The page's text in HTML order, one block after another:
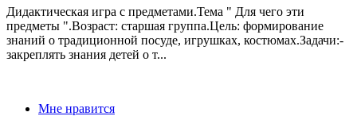
Дидактическая игра с предметами.Тема " Для чего эти
предметы ".Возраст: старшая группа.Цель: формирование
знаний о традиционной посуде, игрушках, костюмах.Задачи:-
закреплять знания детей о т...
Мне нравится